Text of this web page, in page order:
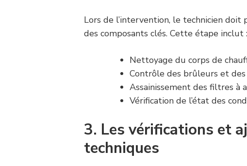
Lors de l’intervention, le technicien
des composants clés. Cette étape inclut :
Nettoyage du corps de
Contrôle des brûleurs et
Assainissement des filtres à
Vérification de l’état des
3. Les vérifications et
techniques